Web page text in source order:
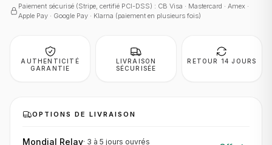
Paiement sécurisé (Stripe, certifié PCI-DSS) : CB Visa · Mastercard · Amex ·
Apple Pay · Google Pay · Klarna (paiement en plusieurs fois)
AUTHENTICITÉ
GARANTIE
LIVRAISON
SÉCURISÉE
RETOUR 14 JOURS
OPTIONS DE LIVRAISON
Mondial Relay· 3 à 5 jours ouvrés